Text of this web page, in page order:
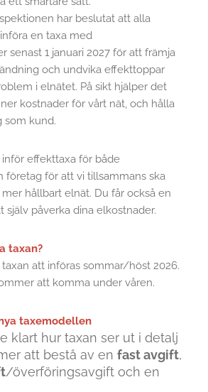
har beslutat att alla
en taxa med
senast 1 januari 2027 för att främja
och undvika effekttoppar
i elnätet. På sikt hjälper det
kostnader för vårt nät, och hålla
som kund.
inför effekttaxa för både
företag för att vi tillsammans ska
hållbart elnät. Du får också en
själv påverka dina elkostnader.
taxan?
att införas sommar/höst 2026.
att komma under våren.
taxemodellen
klart hur taxan ser ut i detalj
att bestå av en fast avgift,
/överföringsavgift och en